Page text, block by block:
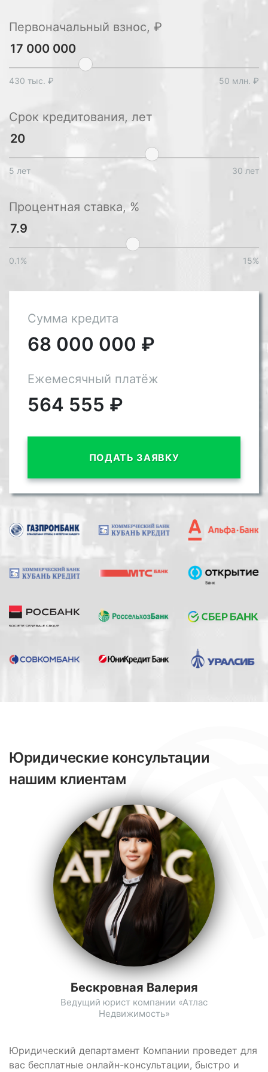
Первоначальный взнос, ₽
430 тыс. ₽ 50 млн. ₽
Срок кредитования, лет
5 лет 30 лет
Процентная ставка, %
0.1% 15%
Сумма кредита
68 000 000 ₽
Ежемесячный платёж
564 555 ₽
ПОДАТЬ ЗАЯВКУ
Юридические консультации
нашим клиентам
Юридический департамент Компании проведет для
вас бесплатные онлайн-консультации, быстро и
Бескровная Валерия
Ведущий юрист компании «Атлас
Недвижимость»